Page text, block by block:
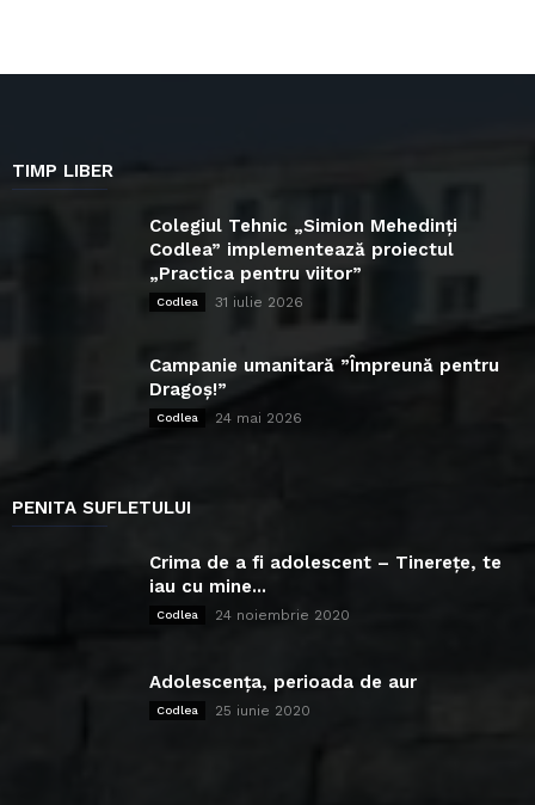
TIMP LIBER
Colegiul Tehnic „Simion Mehedinți
Codlea” implementează proiectul
„Practica pentru viitor”
Codlea 31 iulie 2026
Campanie umanitară ”Împreună pentru
Dragoș!”
Codlea 24 mai 2026
PENITA SUFLETULUI
Crima de a fi adolescent – Tinerețe, te
iau cu mine...
Codlea 24 noiembrie 2020
Adolescența, perioada de aur
Codlea 25 iunie 2020